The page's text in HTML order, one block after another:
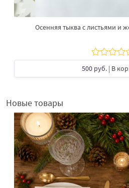
Осенняя тыква с листьями и
500 руб. | В
Новые товары